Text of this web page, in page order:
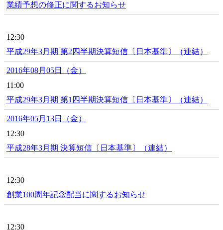
業績予想の修正に関するお知らせ
12:30
平成29年3月期 第2四半期決算短信〔日本基準〕（連結）
2016年08月05日（金）
11:00
平成29年3月期 第1四半期決算短信〔日本基準〕（連結）
2016年05月13日（金）
12:30
平成28年3月期 決算短信〔日本基準〕（連結）
12:30
創業100周年記念配当に関するお知らせ
12:30